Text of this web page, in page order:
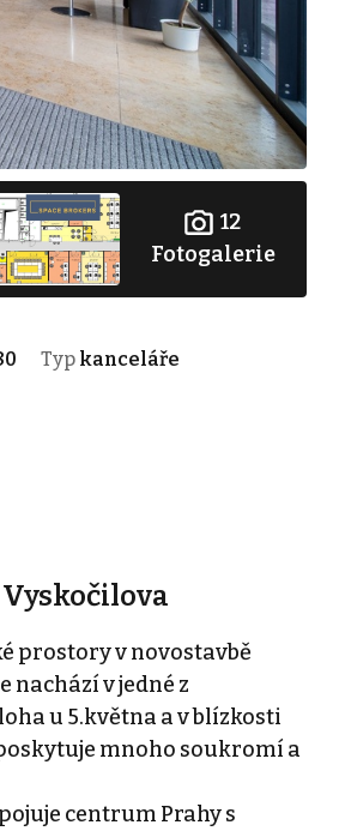
12
Fotogalerie
Typ kanceláře
prostory v novostavbě
nachází v jedné z
u 5.května a v blízkosti
mnoho soukromí a
centrum Prahy s